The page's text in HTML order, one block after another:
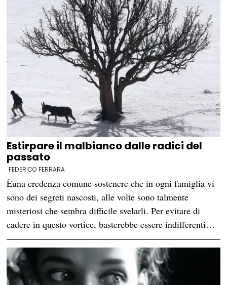
Estirpare il malbianco dalle radici del
passato
FEDERICO FERRARA
Èuna credenza comune sostenere che in ogni famiglia vi
sono dei segreti nascosti, alle volte sono talmente
misteriosi che sembra difficile svelarli. Per evitare di
cadere in questo vortice, basterebbe essere indifferenti…